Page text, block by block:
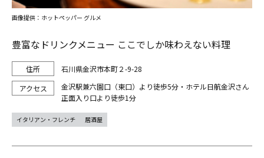
豊富なドリンクメニュー ここでしか味わえない料理
石川県金沢市本町２-9-28
金沢駅兼六園口（東口）より徒歩5分・ホテル日航金沢さん
正面入り口より徒歩1分
画像提供：ホットペッパー グルメ
イタリアン・フレンチ 居酒屋